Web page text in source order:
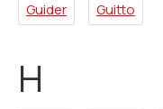
Guider Guitto
H